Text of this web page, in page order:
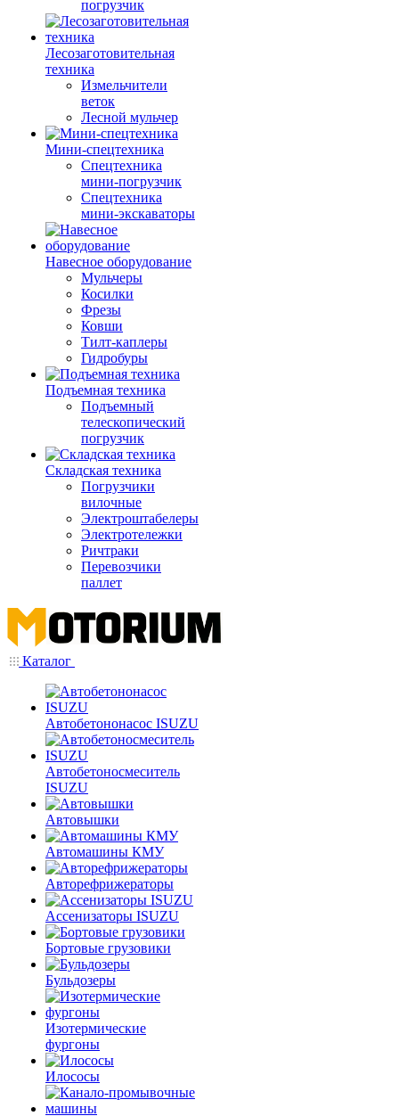
погрузчик
Лесозаготовительная
техника
Измельчители
веток
Лесной мульчер
Мини-спецтехника
Спецтехника
мини-погрузчик
Спецтехника
мини-экскаваторы
Навесное оборудование
Мульчеры
Косилки
Фрезы
Ковши
Тилт-каплеры
Гидробуры
Подъемная техника
Подъемный
телескопический
погрузчик
Складская техника
Погрузчики
вилочные
Электроштабелеры
Электротележки
Ричтраки
Перевозчики
паллет
Каталог
Автобетононасос ISUZU
Автобетоносмеситель
ISUZU
Автовышки
Автомашины КМУ
Авторефрижераторы
Ассенизаторы ISUZU
Бортовые грузовики
Бульдозеры
Изотермические
фургоны
Илососы